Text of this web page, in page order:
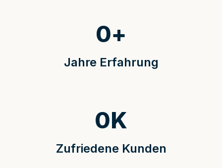
Jahre Erfahrung
0+
Zufriedene Kunden
0K